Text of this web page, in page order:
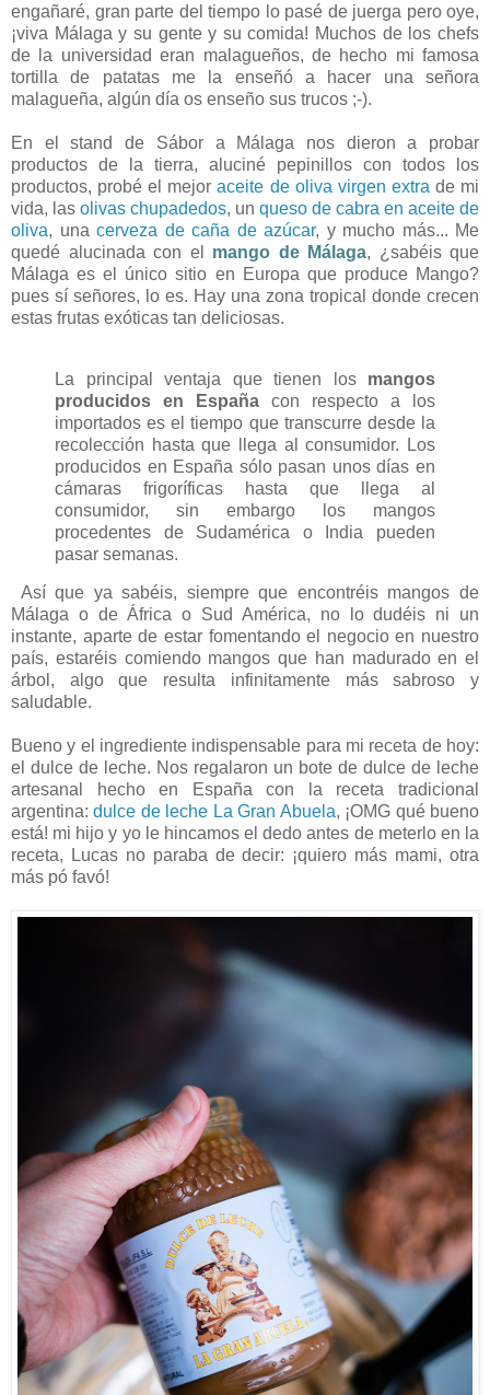
engañaré, gran parte del tiempo lo pasé de juerga pero oye,
¡viva Málaga y su gente y su comida! Muchos de los chefs
de la universidad eran malagueños, de hecho mi famosa
tortilla de patatas me la enseñó a hacer una señora
malagueña, algún día os enseño sus trucos ;-).
En el stand de Sábor a Málaga nos dieron a probar
productos de la tierra, aluciné pepinillos con todos los
productos, probé el mejoraceite de oliva virgen extra de mi
vida, las olivas chupadedos, un queso de cabra en aceite de
oliva, una cerveza de caña de azúcar, y mucho más... Me
quedé alucinada con el mango de Málaga, ¿sabéis que
Málaga es el único sitio en Europa que produce Mango?
pues sí señores, lo es. Hay una zona tropical donde crecen
estas frutas exóticas tan deliciosas.
La principal ventaja que tienen los mangos
producidos en España con respecto a los
importados es el tiempo que transcurre desde la
recolección hasta que llega al consumidor. Los
producidos en España sólo pasan unos días en
cámaras frigoríficas hasta que llega al
consumidor, sin embargo los mangos
procedentes de Sudamérica o India pueden
pasar semanas.
Así que ya sabéis, siempre que encontréis mangos de
Málaga o de África o Sud América, no lo dudéis ni un
instante, aparte de estar fomentando el negocio en nuestro
país, estaréis comiendo mangos que han madurado en el
árbol, algo que resulta infinitamente más sabroso y
saludable.
Bueno y el ingrediente indispensable para mi receta de hoy:
el dulce de leche. Nos regalaron un bote de dulce de leche
artesanal hecho en España con la receta tradicional
argentina:dulce de leche La Gran Abuela, ¡OMG qué bueno
está! mi hijo y yo le hincamos el dedo antes de meterlo en la
receta, Lucas no paraba de decir: ¡quiero más mami, otra
más pó favó!